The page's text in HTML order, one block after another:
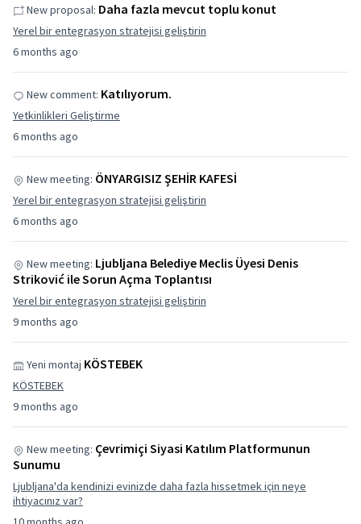
6 months ago
New proposal: Daha fazla mevcut toplu konut
Yerel bir entegrasyon stratejisi geliştirin
6 months ago
New comment: Katılıyorum.
Yetkinlikleri Geliştirme
6 months ago
New meeting: ÖNYARGISIZ ŞEHİR KAFESİ
Yerel bir entegrasyon stratejisi geliştirin
9 months ago
New meeting: Ljubljana Belediye Meclis Üyesi Denis
Striković ile Sorun Açma Toplantısı
Yerel bir entegrasyon stratejisi geliştirin
9 months ago
Yeni montaj KÖSTEBEK
KÖSTEBEK
New meeting: Çevrimiçi Siyasi Katılım Platformunun
Sunumu
Ljubljana'da kendinizi evinizde daha fazla hissetmek için neye
ihtiyacınız var?